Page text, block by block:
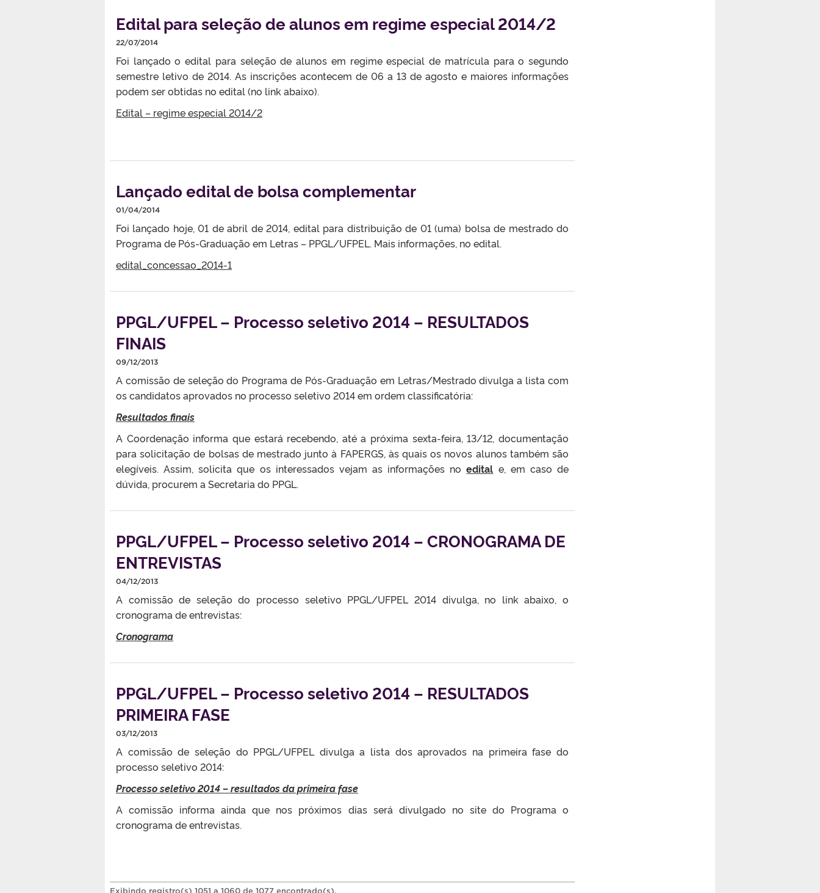
Edital para seleção de alunos em regime especial 2014/2
22/07/2014
Foi lançado o edital para seleção de alunos em regime especial de matrícula para o segundo
semestre letivo de 2014. As inscrições acontecem de 06 a 13 de agosto e maiores informações
podem ser obtidas no edital (no link abaixo).
Edital – regime especial 2014/2
Lançado edital de bolsa complementar
01/04/2014
Foi lançado hoje, 01 de abril de 2014, edital para distribuição de 01 (uma) bolsa de mestrado do
Programa de Pós-Graduação em Letras – PPGL/UFPEL. Mais informações, no edital.
edital_concessao_2014-1
PPGL/UFPEL – Processo seletivo 2014 – RESULTADOS
FINAIS
09/12/2013
A comissão de seleção do Programa de Pós-Graduação em Letras/Mestrado divulga a lista com
os candidatos aprovados no processo seletivo 2014 em ordem classificatória:
Resultados finais
A Coordenação informa que estará recebendo, até a próxima sexta-feira, 13/12, documentação
para solicitação de bolsas de mestrado junto à FAPERGS, às quais os novos alunos também são
elegíveis. Assim, solicita que os interessados vejam as informações noedital e, em caso de
dúvida, procurem a Secretaria do PPGL.
PPGL/UFPEL – Processo seletivo 2014 – CRONOGRAMA DE
ENTREVISTAS
04/12/2013
A comissão de seleção do processo seletivo PPGL/UFPEL 2014 divulga, no link abaixo, o
cronograma de entrevistas:
Cronograma
PPGL/UFPEL – Processo seletivo 2014 – RESULTADOS
PRIMEIRA FASE
03/12/2013
A comissão de seleção do PPGL/UFPEL divulga a lista dos aprovados na primeira fase do
processo seletivo 2014:
Processo seletivo 2014 – resultados da primeira fase
A comissão informa ainda que nos próximos dias será divulgado no site do Programa o
cronograma de entrevistas.
Exibindo registro(s) 1051 a 1060 de 1077 encontrado(s).